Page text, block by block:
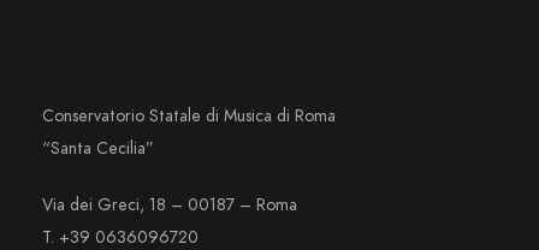
Conservatorio Statale di Musica di Roma
“Santa Cecilia”
Via dei Greci, 18 – 00187 – Roma
T. +39 0636096720